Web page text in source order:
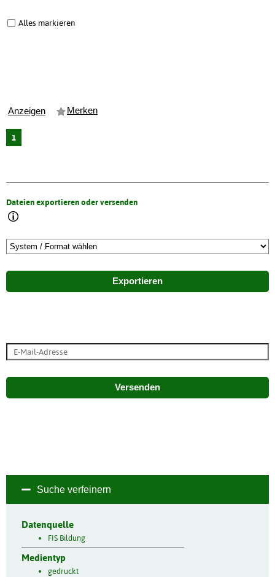
Alles markieren
Anzeigen Merken
1
Dateien exportieren oder versenden
Exportieren
Versenden
Suche verfeinern
Datenquelle
FIS Bildung
Medientyp
gedruckt